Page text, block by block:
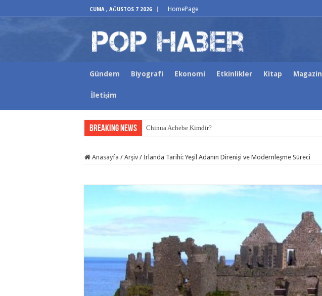
CUMA , AĞUSTOS 7 2026 HomePage
Gündem Biyografi Ekonomi Etkinlikler Kitap Magazin
İletişim
Breaking News Chinua Achebe Kimdir?
Craig Higginson Kimdir?
Anasayfa / Arşiv / İrlanda Tarihi: Yeşil Adanın Direnişi ve Modernleşme Süreci